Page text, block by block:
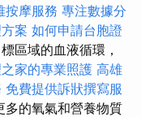
按摩服務 專注數據分
案 如何申請台胞證
區域的血液循環，
家的專業照護 高雄
免費提供訴狀撰寫服
多的氧氣和營養物質